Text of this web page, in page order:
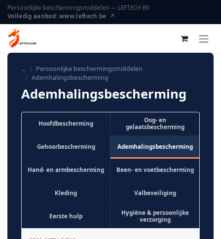
Overslaan naar inhoud
Persoonlijke beschermingsmiddelen — LEFTECH BV
Volledig aanbod: www.leftech.be ↗
...
Persoonlijke beschermingsmiddelen
Ademhalingsbescherming
Ademhalingsbescherming
Hoofdbescherming
Oog- en
gelaatsbescherming
Gehoorbescherming Ademhalingsbescherming
Hand- en armbescherming Been- en voetbescherming
Kleding Valbeveiliging
Eerste hulp
Hygiëne & persoonlijke
verzorging